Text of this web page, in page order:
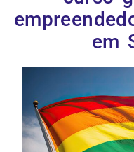
em